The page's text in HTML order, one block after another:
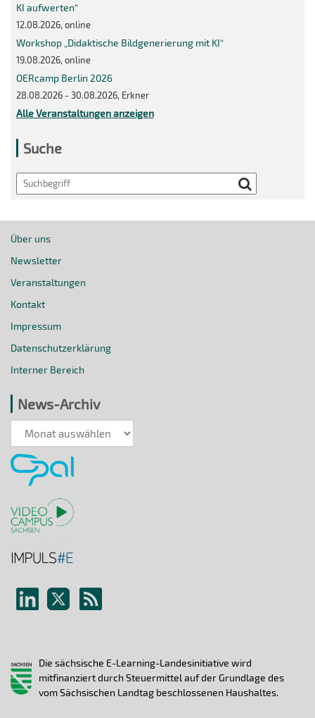
KI aufwerten“
12.08.2026, online
Workshop „Didaktische Bildgenerierung mit KI“
19.08.2026, online
OERcamp Berlin 2026
28.08.2026 - 30.08.2026, Erkner
Alle Veranstaltungen anzeigen
Suche
Search
Über uns
Newsletter
Veranstaltungen
Kontakt
Impressum
Datenschutzerklärung
Interner Bereich
News-Archiv
News-
Archiv
Die sächsische E-Learning-Landesinitiative wird
mitfinanziert durch Steuermittel auf der Grundlage des
vom Sächsischen Landtag beschlossenen Haushaltes.